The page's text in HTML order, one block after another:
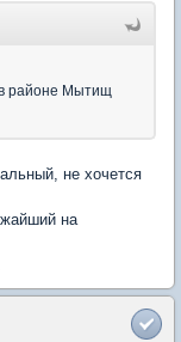
в районе Мытищ
не хочется
на